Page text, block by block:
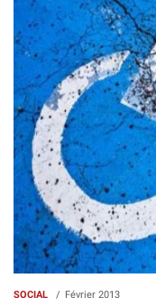
SOCIAL Février 2013